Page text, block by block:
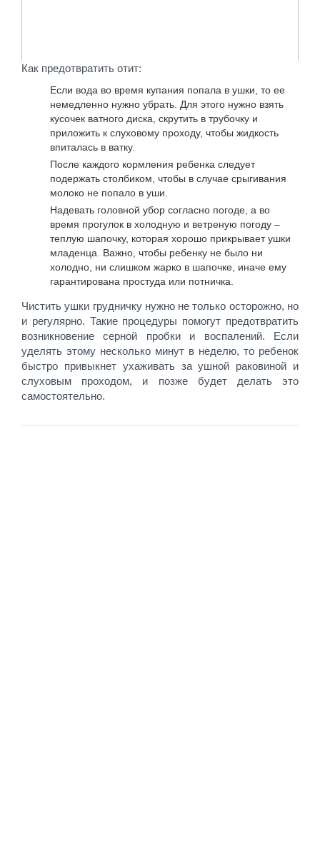
Как предотвратить отит:
Если вода во время купания попала в ушки, то ее
немедленно нужно убрать. Для этого нужно взять
кусочек ватного диска, скрутить в трубочку и
приложить к слуховому проходу, чтобы жидкость
впиталась в ватку.
После каждого кормления ребенка следует
подержать столбиком, чтобы в случае срыгивания
молоко не попало в уши.
Надевать головной убор согласно погоде, а во
время прогулок в холодную и ветреную погоду –
теплую шапочку, которая хорошо прикрывает ушки
младенца. Важно, чтобы ребенку не было ни
холодно, ни слишком жарко в шапочке, иначе ему
гарантирована простуда или потничка.
Чистить ушки грудничку нужно не только осторожно, но
и регулярно. Такие процедуры помогут предотвратить
возникновение серной пробки и воспалений. Если
уделять этому несколько минут в неделю, то ребенок
быстро привыкнет ухаживать за ушной раковиной и
слуховым проходом, и позже будет делать это
самостоятельно.